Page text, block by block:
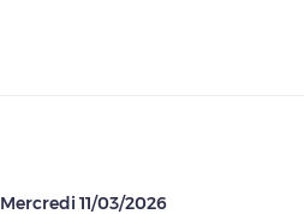
Mercredi 11/03/2026